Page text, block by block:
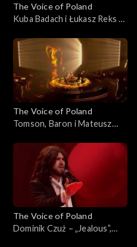
The Voice of Poland
Kuba Badach i Łukasz Reks –
Poland”, Finał, 29 listopada
2025
The Voice of Poland
Tomson, Baron i Mateusz
Love”, „The Voice of Poland”,
Finał, 29 listopada 2025
The Voice of Poland
Dominik Czuż – „Jealous”,